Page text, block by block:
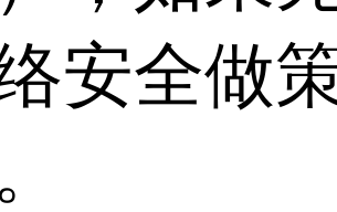
安全做